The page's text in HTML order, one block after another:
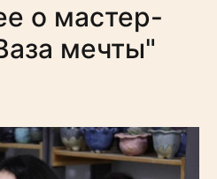
о мастер-
мечты"